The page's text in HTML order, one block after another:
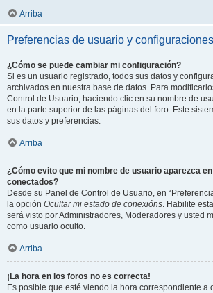
Arriba
Preferencias de usuario y configuraciones
¿Cómo se puede cambiar mi configuración?
Si es un usuario registrado, todos sus datos y
archivados en nuestra base de datos. Para
Control de Usuario; haciendo clic en su nombre de
en la parte superior de las páginas del foro. Este
sus datos y preferencias.
Arriba
¿Cómo evito que mi nombre de usuario aparezca
conectados?
Desde su Panel de Control de Usuario, en
la opción Ocultar mi estado de conexións. Habilite
será visto por Administradores, Moderadores y usted
como usuario oculto.
Arriba
¡La hora en los foros no es correcta!
Es posible que esté viendo la hora correspondiente a